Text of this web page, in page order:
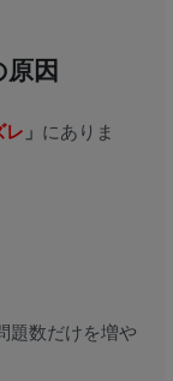
因
レ 」 にありま
題数だけを増や